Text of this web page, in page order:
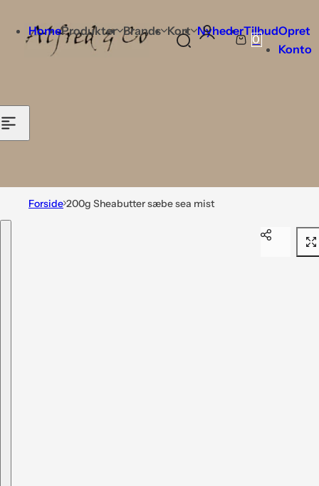
HomeProdukter Brands Kort NyhederTilbudOpret
Konto
K
0
Forside 200g Sheabutter sæbe sea mist